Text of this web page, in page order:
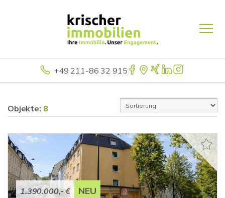
+49 211-86 32 915
Objekte: 8
1.390.000,- € NEU